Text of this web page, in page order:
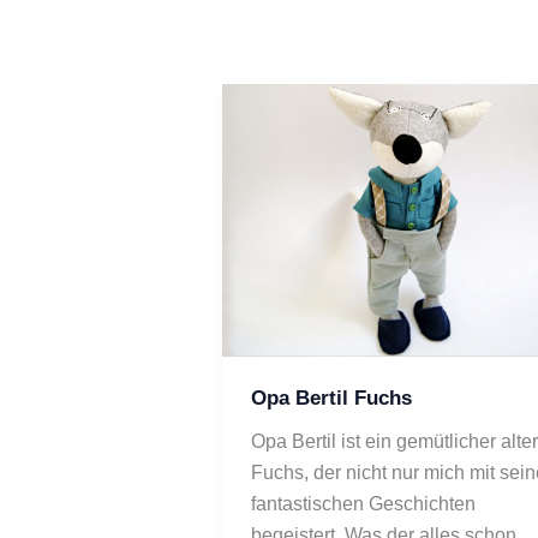
Opa Bertil Fuchs
Opa Bertil ist ein gemütlicher alter
Fuchs, der nicht nur mich mit
fantastischen Geschichten